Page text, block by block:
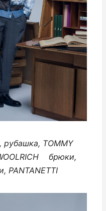
рубашка, TOMMY
брюки,
PANTANETTI